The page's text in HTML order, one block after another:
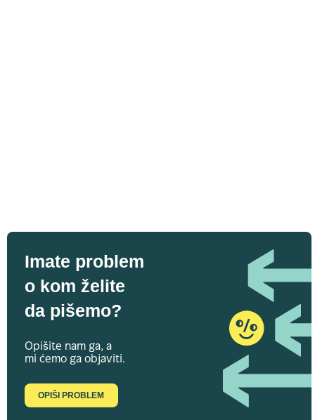
Imate problem
o kom želite
da pišemo?
Opišite nam ga, a
mi ćemo ga objaviti.
OPIŠI PROBLEM